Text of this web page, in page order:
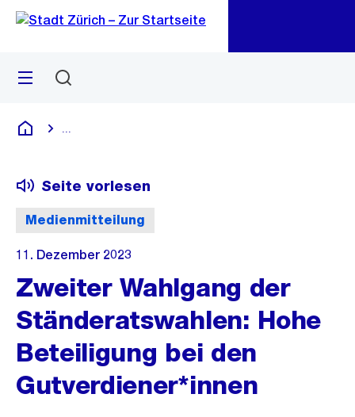
Navigation
Sprunglink
Menü
Deutsch
Medienmitteilung
Seite vorlesen
11. Dezember 2023
Zweiter Wahlgang der
Ständeratswahlen: Hohe
Beteiligung bei den
Gutverdiener*innen